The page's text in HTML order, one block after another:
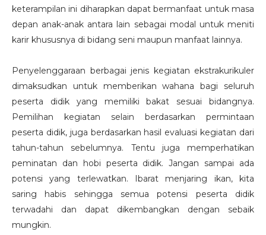
keterampilan ini diharapkan dapat bermanfaat untuk masa
depan anak-anak antara lain sebagai modal untuk meniti
karir khususnya di bidang seni maupun manfaat lainnya.
Penyelenggaraan berbagai jenis kegiatan ekstrakurikuler
dimaksudkan untuk memberikan wahana bagi seluruh
peserta didik yang memiliki bakat sesuai bidangnya.
Pemilihan kegiatan selain berdasarkan permintaan
peserta didik, juga berdasarkan hasil evaluasi kegiatan dari
tahun-tahun sebelumnya. Tentu juga memperhatikan
peminatan dan hobi peserta didik. Jangan sampai ada
potensi yang terlewatkan. Ibarat menjaring ikan, kita
saring habis sehingga semua potensi peserta didik
terwadahi dan dapat dikembangkan dengan sebaik
mungkin.